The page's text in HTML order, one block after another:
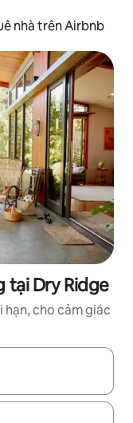
nhà trên Airbnb
tại Dry Ridge
hạn, cho cảm giác
mũi tên lên và